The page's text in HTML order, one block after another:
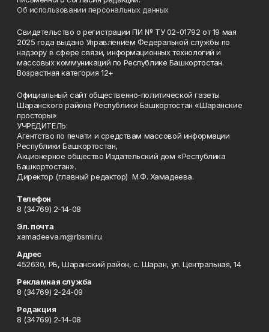
Об использовании персональных данных
Свидетельство о регистрации ПИ № ТУ 02-01792 от 19 мая
2025 года выдано Управлением Федеральной службы по
надзору в сфере связи, информационных технологий и
массовых коммуникаций по Республике Башкортостан.
Возрастная категория 12+
Официальный сайт общественно-политической газеты
Шаранского района Республики Башкортостан «Шаранские
просторы»
УЧРЕДИТЕЛЬ:
Агентство по печати и средствам массовой информации
Республики Башкортостан,
Акционерное общество Издательский дом «Республика
Башкортостан».
Директор (главный редактор) М.Ф. Хамадеева.
Телефон
8 (34769) 2-14-08
Эл. почта
xamadeeva.m@rbsmi.ru
Адрес
452630, РБ, Шаранский район, с. Шаран, ул. Центральная, 14
Рекламная служба
8 (34769) 2-24-09
Редакция
8 (34769) 2-14-08